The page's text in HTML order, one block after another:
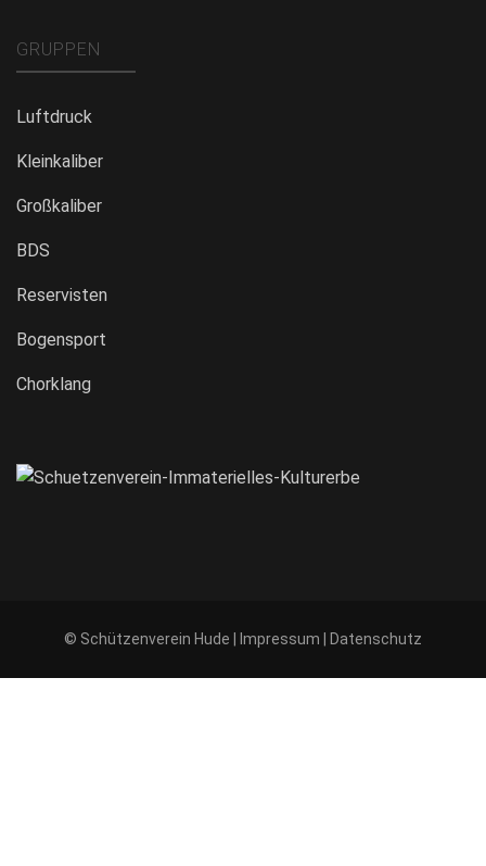
GRUPPEN
Luftdruck
Kleinkaliber
Großkaliber
BDS
Reservisten
Bogensport
Chorklang
© Schützenverein Hude | Impressum Datenschutz